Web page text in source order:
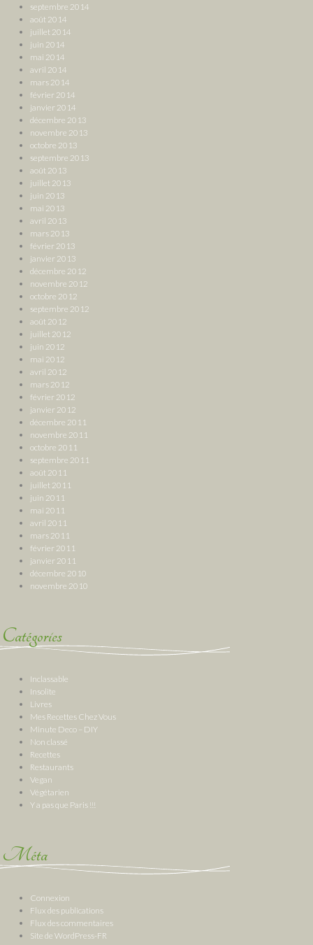
septembre 2014
août 2014
juillet 2014
juin 2014
mai 2014
avril 2014
mars 2014
février 2014
janvier 2014
décembre 2013
novembre 2013
octobre 2013
septembre 2013
août 2013
juillet 2013
juin 2013
mai 2013
avril 2013
mars 2013
février 2013
janvier 2013
décembre 2012
novembre 2012
octobre 2012
septembre 2012
août 2012
juillet 2012
juin 2012
mai 2012
avril 2012
mars 2012
février 2012
janvier 2012
décembre 2011
novembre 2011
octobre 2011
septembre 2011
août 2011
juillet 2011
juin 2011
mai 2011
avril 2011
mars 2011
février 2011
janvier 2011
décembre 2010
novembre 2010
Catégories
Inclassable
Insolite
Livres
Mes Recettes Chez Vous
Minute Deco – DIY
Non classé
Recettes
Restaurants
Vegan
Végétarien
Y a pas que Paris !!!
Méta
Connexion
Flux des publications
Flux des commentaires
Site de WordPress-FR